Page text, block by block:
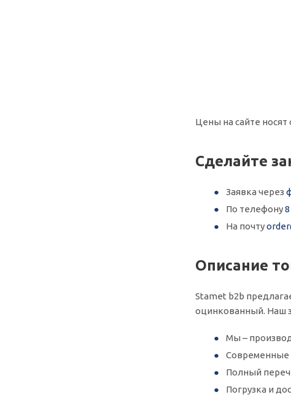
Цены на сайте
Сделайте
Заявка через
По телефону
На почту
Описание
Stamet b2b
оцинкованный. Наш
Мы –
Современные
Полный
Погрузка и